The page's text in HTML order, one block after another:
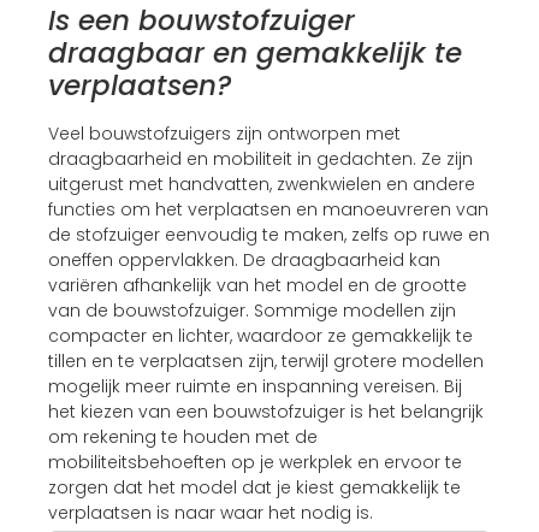
Is een bouwstofzuiger
draagbaar en gemakkelijk te
verplaatsen?
Veel bouwstofzuigers zijn ontworpen met
draagbaarheid en mobiliteit in gedachten. Ze zijn
uitgerust met handvatten, zwenkwielen en andere
functies om het verplaatsen en manoeuvreren van
de stofzuiger eenvoudig te maken, zelfs op ruwe en
oneffen oppervlakken. De draagbaarheid kan
variëren afhankelijk van het model en de grootte
van de bouwstofzuiger. Sommige modellen zijn
compacter en lichter, waardoor ze gemakkelijk te
tillen en te verplaatsen zijn, terwijl grotere modellen
mogelijk meer ruimte en inspanning vereisen. Bij
het kiezen van een bouwstofzuiger is het belangrijk
om rekening te houden met de
mobiliteitsbehoeften op je werkplek en ervoor te
zorgen dat het model dat je kiest gemakkelijk te
verplaatsen is naar waar het nodig is.